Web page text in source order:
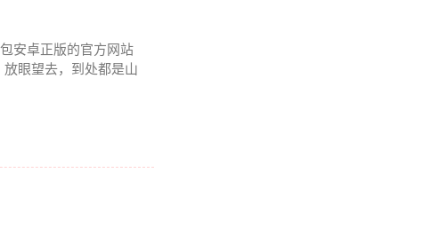
安卓正版的官方网站
眼望去，到处都是山